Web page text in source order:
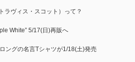
ヴィス・スコット）って？
White” 5/17(日)再販へ
ングの名言Tシャツが1/18(土)発売